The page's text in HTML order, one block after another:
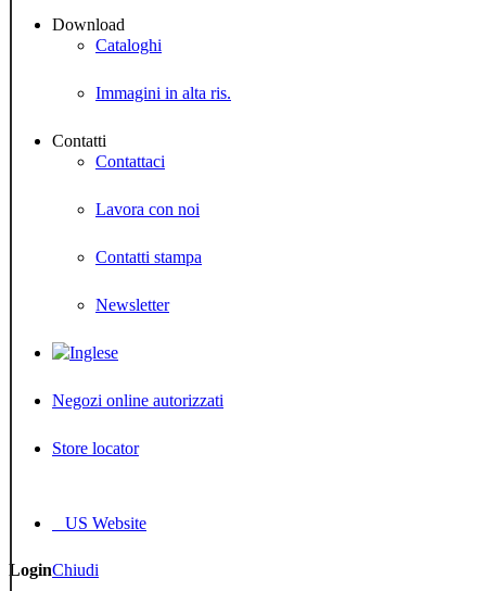
Download
Cataloghi
Immagini in alta ris.
Contatti
Contattaci
Lavora con noi
Contatti stampa
Newsletter
Negozi online autorizzati
Store locator
US Website
LoginChiudi